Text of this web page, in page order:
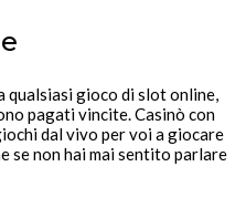
qualsiasi gioco di slot online,
pagati vincite. Casinò con
dal vivo per voi a giocare
se non hai mai sentito parlare